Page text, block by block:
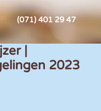
(071) 401 29 47
|
2023